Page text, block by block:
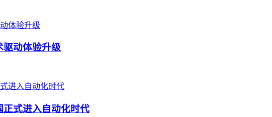
驱动体验升级
式进入自动化时代